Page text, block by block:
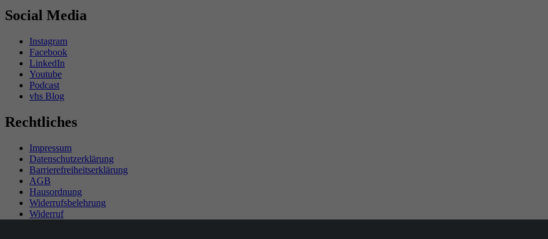
Social Media
Instagram
Facebook
LinkedIn
Youtube
Podcast
vhs Blog
Rechtliches
Impressum
Datenschutzerklärung
Barrierefreiheitserklärung
AGB
Hausordnung
Widerrufsbelehrung
Widerruf